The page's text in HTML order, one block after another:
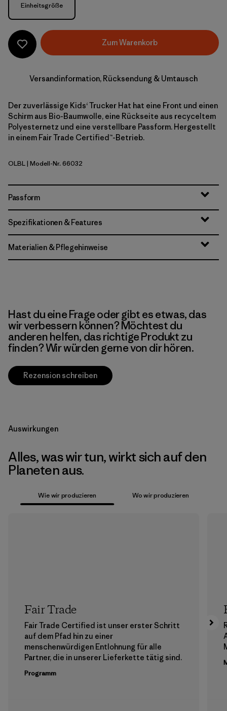
Größe
Einheitsgröße
Zum Warenkorb
Versandinformation, Rücksendung & Umtausch
Der zuverlässige Kids‘ Trucker Hat hat eine Front und einen
Schirm aus Bio-Baumwolle, eine Rückseite aus recyceltem
Polyesternetz und eine verstellbare Passform. Hergestellt
in einem Fair Trade Certified™-Betrieb.
'95 Oval Logo: Shore Blue
OLBL| Modell-Nr. 66032
Passform
Spezifikationen & Features
Materialien & Pflegehinweise
Hast du eine Frage oder gibt es etwas, das
wir verbessern können? Möchtest du
anderen helfen, das richtige Produkt zu
finden? Wir würden gerne von dir hören.
Rezension schreiben
Auswirkungen
Alles, was wir tun, wirkt sich auf den
Planeten aus.
Wie wir produzieren Wo wir produzieren
Fair Trade
Fair Trade Certified ist unser erster Schritt
auf dem Pfad hin zu einer
menschenwürdigen Entlohnung für alle
Partner, die in unserer Lieferkette tätig sind.
Programm